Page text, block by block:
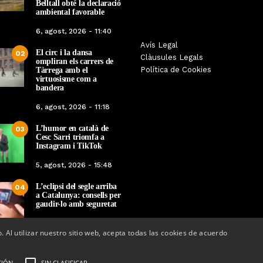
Belltall obté la declaració
ambiental favorable
6, agost, 2026 - 11:40
02
El circ i la dansa
ompliran els carrers de
Tàrrega amb el
virtuosisme com a
bandera
6, agost, 2026 - 11:18
03
L’humor en català de
Cesc Sarri triomfa a
Instagram i TikTok
5, agost, 2026 - 15:48
04
L’eclipsi del segle arriba
a Catalunya: consells per
gaudir-lo amb seguretat
Avís Legal
Clàusules Legals
Política de Cookies
Les Gastrosàvies protagonitzen
una gran trobada al Món Sant
Benet que referma el valor de la
cuina tradicional
27, novembre, 2025 - 08:28
protagonista de la
Cinema Espiritual de
utilizar nuestro sitio web, acepta todas las cookies de acuerdo